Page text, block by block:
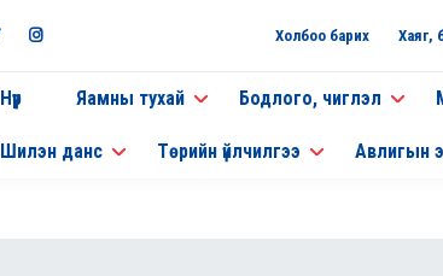
Холбоо барих Хаяг,
Нүүр Яамны тухай Бодлого, чиглэл
Шилэн данс Төрийн үйлчилгээ Авлигын